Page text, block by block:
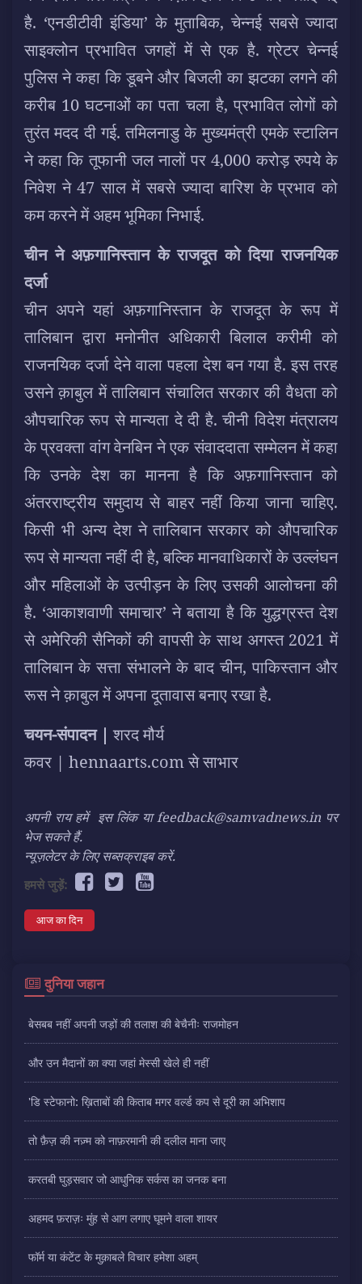
है. ‘एनडीटीवी इंडिया’ के मुताबिक, चेन्नई सबसे ज्यादा
साइक्लोन प्रभावित जगहों में से एक है. ग्रेटर चेन्नई
पुलिस ने कहा कि डूबने और बिजली का झटका लगने की
करीब 10 घटनाओं का पता चला है, प्रभावित लोगों को
तुरंत मदद दी गई. तमिलनाडु के मुख्यमंत्री एमके स्टालिन
ने कहा कि तूफानी जल नालों पर 4,000 करोड़ रुपये के
निवेश ने 47 साल में सबसे ज्यादा बारिश के प्रभाव को
कम करने में अहम भूमिका निभाई.
चीन ने अफ़गानिस्तान के राजदूत को दिया राजनयिक
दर्जा
चीन अपने यहां अफ़गानिस्तान के राजदूत के रूप में
तालिबान द्वारा मनोनीत अधिकारी बिलाल करीमी को
राजनयिक दर्जा देने वाला पहला देश बन गया है. इस तरह
उसने क़ाबुल में तालिबान संचालित सरकार की वैधता को
औपचारिक रूप से मान्यता दे दी है. चीनी विदेश मंत्रालय
के प्रवक्ता वांग वेनबिन ने एक संवाददाता सम्मेलन में कहा
कि उनके देश का मानना है कि अफ़गानिस्तान को
अंतरराष्ट्रीय समुदाय से बाहर नहीं किया जाना चाहिए.
किसी भी अन्य देश ने तालिबान सरकार को औपचारिक
रूप से मान्यता नहीं दी है, बल्कि मानवाधिकारों के उल्लंघन
और महिलाओं के उत्पीड़न के लिए उसकी आलोचना की
है. ‘आकाशवाणी समाचार’ ने बताया है कि युद्धग्रस्त देश
से अमेरिकी सैनिकों की वापसी के साथ अगस्त 2021 में
तालिबान के सत्ता संभालने के बाद चीन, पाकिस्तान और
रूस ने क़ाबुल में अपना दूतावास बनाए रखा है.
चयन-संपादन | शरद मौर्य
कवर | hennaarts.comसे साभार
अपनी राय हमें इस लिंक या feedback@samvadnews.in पर
भेज सकते हैं.
न्यूज़लेटर के लिए सब्सक्राइब करें.
हमसे जुड़ें:
आज का दिन
दुनिया जहान
बेसबब नहीं अपनी जड़ों की तलाश की बेचैनीः राजमोहन
और उन मैदानों का क्या जहां मेस्सी खेले ही नहीं
'डि स्टेफानो: ख़िताबों की किताब मगर वर्ल्ड कप से दूरी का अभिशाप
तो फ़ैज़ की नज़्म को नाफ़रमानी की दलील माना जाए
करतबी घुड़सवार जो आधुनिक सर्कस का जनक बना
अहमद फ़राज़ः मुंह से आग लगाए घूमने वाला शायर
फॉर्म या कंटेंट के मुक़ाबले विचार हमेशा अहम्